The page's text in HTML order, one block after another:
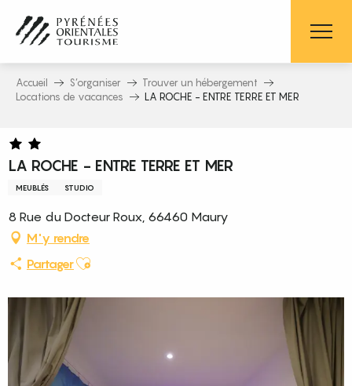
contenu
principal
Accueil S’organiser
Trouver un hébergement
Locations de vacances
LA ROCHE - ENTRE TERRE ET MER
LA ROCHE - ENTRE TERRE ET MER
MEUBLÉS STUDIO
8 Rue du Docteur Roux, 66460 Maury
M'y rendre
PartagerAjouter aux favoris